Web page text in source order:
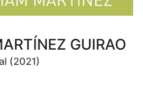
GUIRAO
(2021)